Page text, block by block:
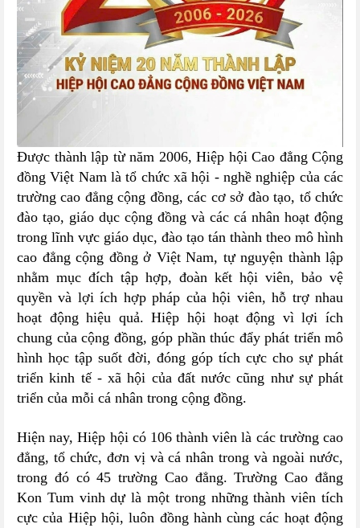
Được thành lập từ năm 2006, Hiệp hội Cao đẳng Cộng
đồng Việt Nam là tổ chức xã hội - nghề nghiệp của các
trường cao đẳng cộng đồng, các cơ sở đào tạo, tổ chức
đào tạo, giáo dục cộng đồng và các cá nhân hoạt động
trong lĩnh vực giáo dục, đào tạo tán thành theo mô hình
cao đẳng cộng đồng ở Việt Nam, tự nguyện thành lập
nhằm mục đích tập hợp, đoàn kết hội viên, bảo vệ
quyền và lợi ích hợp pháp của hội viên, hỗ trợ nhau
hoạt động hiệu quả. Hiệp hội hoạt động vì lợi ích
chung của cộng đồng, góp phần thúc đẩy phát triển mô
hình học tập suốt đời, đóng góp tích cực cho sự phát
triển kinh tế - xã hội của đất nước cũng như sự phát
triển của mỗi cá nhân trong cộng đồng.
Hiện nay, Hiệp hội có 106 thành viên là các trường cao
đẳng, tổ chức, đơn vị và cá nhân trong và ngoài nước,
trong đó có 45 trường Cao đẳng. Trường Cao đẳng
Kon Tum vinh dự là một trong những thành viên tích
cực của Hiệp hội, luôn đồng hành cùng các hoạt động